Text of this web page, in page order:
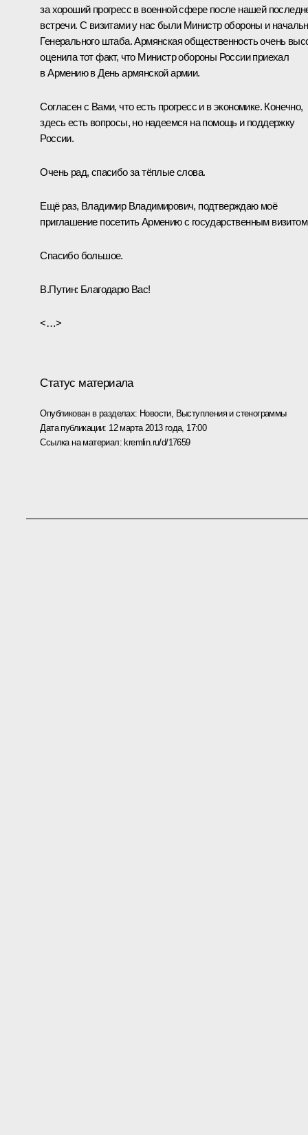
за хороший прогресс в военной сфере после нашей
встречи. С визитами у нас были Министр обороны и
Генерального штаба. Армянская общественность очень
оценила тот факт, что Министр обороны России приехал
в Армению в День армянской армии.
Согласен с Вами, что есть прогресс и в экономике. Конечно,
здесь есть вопросы, но надеемся на помощь и поддержку
России.
Очень рад, спасибо за тёплые слова.
Ещё раз, Владимир Владимирович, подтверждаю моё
приглашение посетить Армению с государственным
Спасибо большое.
В.Путин: Благодарю Вас!
<…>
Статус материала
Опубликован в разделах: Новости, Выступления и стенограммы
Дата публикации: 12 марта 2013 года, 17:00
Ссылка на материал: kremlin.ru/d/17659